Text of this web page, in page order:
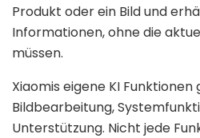
Produkt oder ein Bild und
Informationen, ohne die
müssen.
Xiaomis eigene KI
Bildbearbeitung,
Unterstützung. Nicht jede